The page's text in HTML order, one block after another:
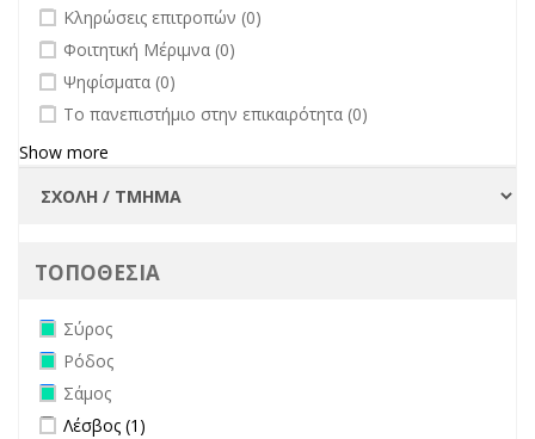
undefined
Κληρώσεις επιτροπών (0)
undefined
Φοιτητική Μέριμνα (0)
undefined
Ψηφίσματα (0)
undefined
Το πανεπιστήμιο στην επικαιρότητα (0)
Show more
ΤΟΠΟΘΕΣΙΑ
Remove Σύρος filter
Σύρος
Remove Ρόδος filter
Ρόδος
Remove Σάμος filter
Σάμος
Apply Λέσβος filter
Λέσβος (1)